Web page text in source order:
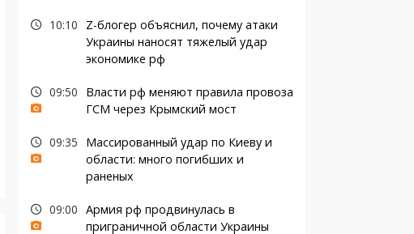
10:10
Z-блогер объяснил, почему атаки
Украины наносят тяжелый удар
экономике рф
09:50
Власти рф меняют правила провоза
ГСМ через Крымский мост
09:35
Массированный удар по Киеву и
области: много погибших и
раненых
09:00 Армия рф продвинулась в
приграничной области Украины